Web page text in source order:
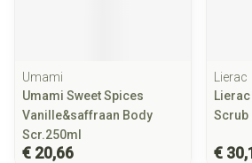
Umami
Umami Sweet Spices
Vanille&saffraan Body
Scr.250ml
€ 20,66
Lierac
Scrub
€